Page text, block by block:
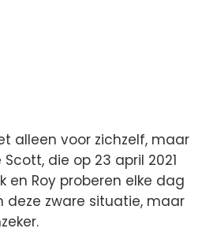
alleen voor zichzelf, maar
die op 23 april 2021
en Roy proberen elke dag
deze zware situatie, maar